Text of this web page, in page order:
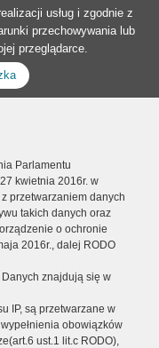
usług i zgodnie z
przechowywania lub
przeglądarce.
Parlamentu
kwietnia 2016r. w
przetwarzaniem danych
takich danych oraz
o ochronie
2016r., dalej RODO
znajdują się w
IP, są przetwarzane w
obowiązków
ust.1 lit.c RODO),